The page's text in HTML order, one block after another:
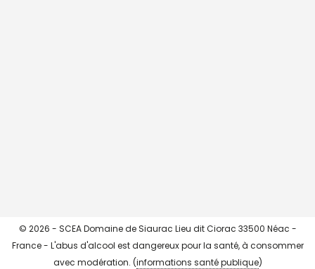
© 2026 - SCEA Domaine de Siaurac Lieu dit Ciorac 33500 Néac -
France - L'abus d'alcool est dangereux pour la santé, à consommer
avec modération. (informations santé publique)